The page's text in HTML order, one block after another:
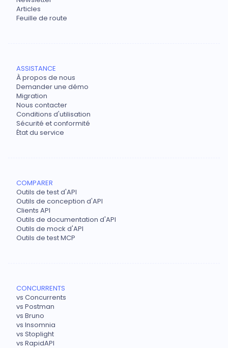
Articles
Feuille de route
ASSISTANCE
À propos de nous
Demander une démo
Migration
Nous contacter
Conditions d'utilisation
Sécurité et conformité
État du service
COMPARER
Outils de test d'API
Outils de conception d'API
Clients API
Outils de documentation d'API
Outils de mock d'API
Outils de test MCP
CONCURRENTS
vs Concurrents
vs Postman
vs Bruno
vs Insomnia
vs Stoplight
vs RapidAPI